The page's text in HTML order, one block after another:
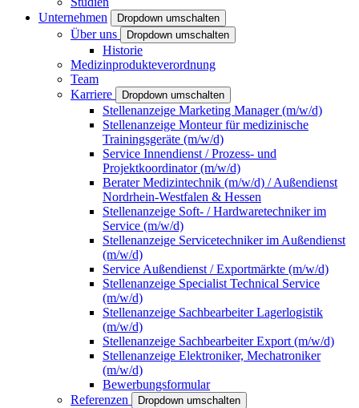
Unternehmen
Dropdown umschalten
Über uns Dropdown umschalten
Historie
Medizinprodukteverordnung
Team
Karriere
Dropdown umschalten
Stellenanzeige Marketing Manager (m/w/d)
Stellenanzeige Monteur für medizinische
Trainingsgeräte (m/w/d)
Service Innendienst / Prozess- und
Projektkoordinator (m/w/d)
Berater Medizintechnik (m/w/d) / Außendienst
Nordrhein-Westfalen & Hessen
Stellenanzeige Soft- / Hardwaretechniker im
Service (m/w/d)
Stellenanzeige Servicetechniker im Außendienst
(m/w/d)
Service Außendienst / Exportmärkte (m/w/d)
Stellenanzeige Specialist Technical Service
(m/w/d)
Stellenanzeige Sachbearbeiter Lagerlogistik
(m/w/d)
Stellenanzeige Sachbearbeiter Export (m/w/d)
Stellenanzeige Elektroniker, Mechatroniker
(m/w/d)
Bewerbungsformular
Referenzen
Dropdown umschalten